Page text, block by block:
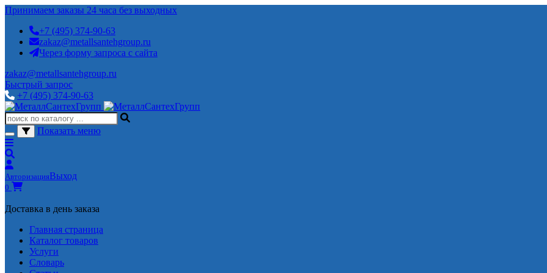
Принимаем заказы 24 часа без выходных
+7 (495) 374-90-63
zakaz@metallsantehgroup.ru
Через форму запроса с сайта
zakaz@metallsantehgroup.ru
Быстрый запрос
+7 (495) 374-90-63
Показать меню
АвторизацияВыход
0
Доставка в день заказа
Главная страница
Каталог товаров
Услуги
Словарь